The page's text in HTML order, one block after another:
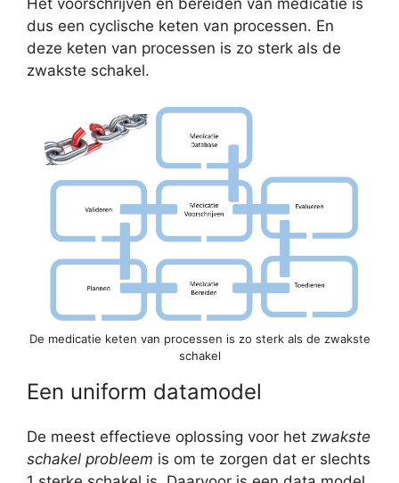
Het voorschrijven en bereiden van medicatie is
dus een cyclische keten van processen. En
deze keten van processen is zo sterk als de
zwakste schakel.
De medicatie keten van processen is zo sterk als de zwakste
schakel
Een uniform datamodel
De meest effectieve oplossing voor het zwakste
schakel probleem is om te zorgen dat er slechts